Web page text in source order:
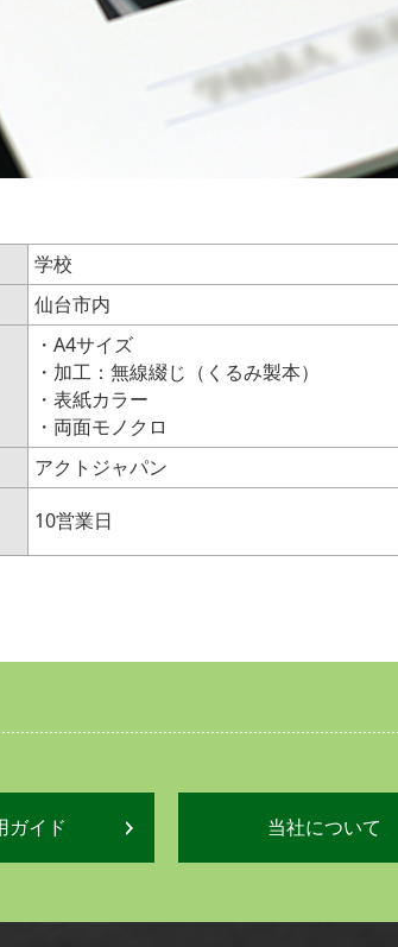
学校
仙台市内
・A4サイズ
・加工：無線綴じ（くるみ製本）
・表紙カラー
・両面モノクロ
アクトジャパン
10営業日
ガイド 当社について